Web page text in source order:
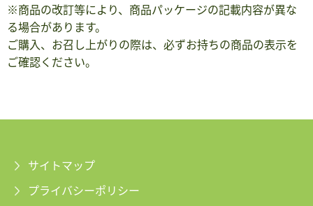
※商品の改訂等により、商品パッケージの記載内容が異な
る場合があります。
ご購入、お召し上がりの際は、必ずお持ちの商品の表示を
ご確認ください。
サイトマップ
プライバシーポリシー